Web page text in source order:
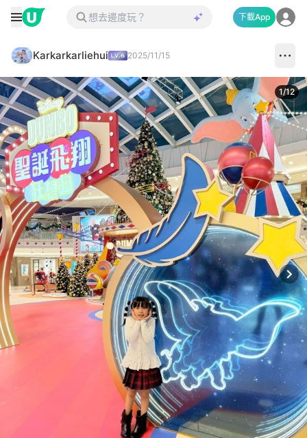
下載App
Karkarkarliehui 2025/11/15
1/12